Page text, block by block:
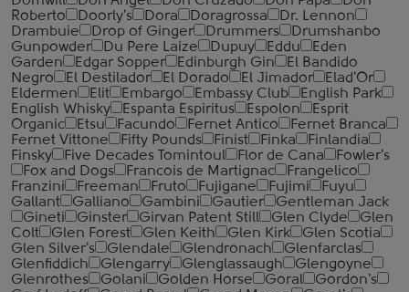
Roberto
Doorly's Dora Doragrossa
Dr. Lennon
Drambuie
Drop of Ginger Drummers
Drumshanbo
Gunpowder
Du Pere Laize Dupuy Eddu
Eden
Garden
Edgar Sopper Edinburgh Gin
El Bandido
Negro
El Destilador El Dorado El Jimador
Elad'Or
Eldermen
Elit Embargo Embassy Club
English Park
English Whisky
Espanta Espiritus Espolon
Esprit
Organic
Etsu Facundo Fernet Antico
Fernet Branca
Fernet Vittone
Fifty Pounds Finist Finka
Finlandia
Finsky
Five Decades Tomintoul Flor de Cana
Fowler's
Fox and Dogs
Francois de Martignac
Frangelico
Franzini
Freeman Fruto Fujigane Fujimi
Fuyu
Gallant
Galliano Gambini Gautier
Gentleman Jack
Gineti
Ginster Girvan Patent Still Glen Clyde
Glen
Colt
Glen Forest Glen Keith Glen Kirk
Glen Scotia
Glen Silver's
Glendale Glendronach
Glenfarclas
Glenfiddich
Glengarry Glenglassaugh
Glengoyne
Glenrothes
Golani Golden Horse Goral
Gordon's